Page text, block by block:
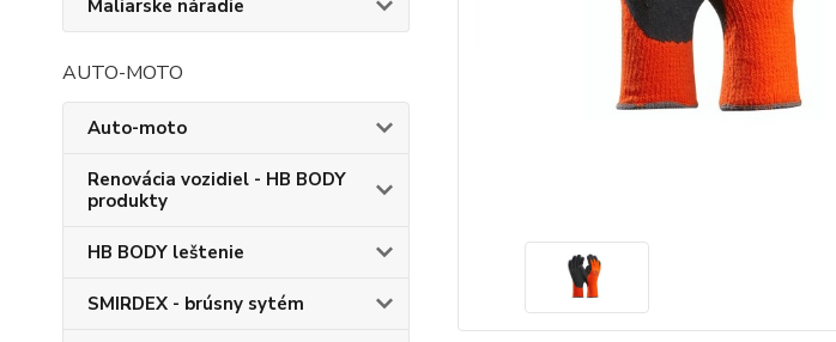
Maliarske náradie
AUTO-MOTO
Auto-moto
Renovácia vozidiel - HB BODY
produkty
HB BODY leštenie
SMIRDEX - brúsny sytém